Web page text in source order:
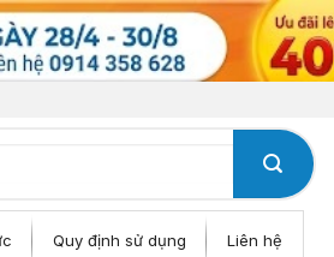
Quy định sử dụng Liên hệ